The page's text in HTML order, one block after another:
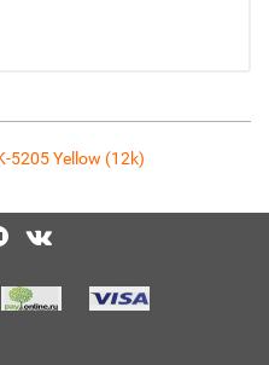
5205 Yellow (12k)